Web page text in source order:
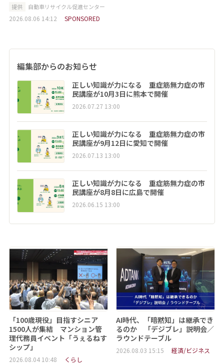
提供 自動車リサイクル促進センター
2026.08.06 14:12 SPONSORED
編集部からのお知らせ
正しい知識が力になる 重症筋無力症の市
民講座が10月3日に熊本で開催
2026.07.27 13:00
正しい知識が力になる 重症筋無力症の市
民講座が9月12日に愛知で開催
2026.07.13 13:00
正しい知識が力になる 重症筋無力症の市
民講座が8月8日に広島で開催
2026.06.15 13:00
「100歳現役」目指すシニア
1500人が集結 マンション管
理代務員イベント「うぇるねす
シップ」
2026.08.04 10:48 くらし
AI時代、「暗黙知」は継承でき
るのか 「デジブレ」説明会／
ラウンドテーブル
2026.08.03 15:15 経済/ビジネス